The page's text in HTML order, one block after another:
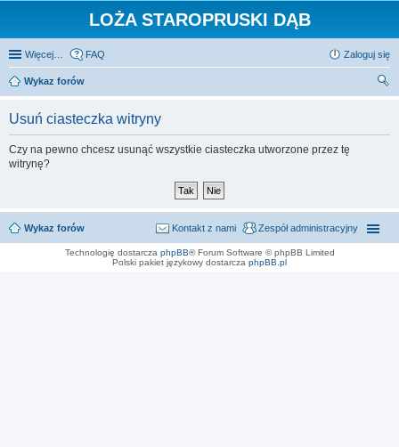
LOŻA STAROPRUSKI DĄB
Więcej… FAQ Zaloguj się
Wykaz forów
Usuń ciasteczka witryny
Czy na pewno chcesz usunąć wszystkie ciasteczka utworzone przez tę
witrynę?
Wykaz forów Zespół administracyjny
Kontakt z nami
Technologię dostarcza phpBB® Forum Software © phpBB Limited
Polski pakiet językowy dostarcza phpBB.pl